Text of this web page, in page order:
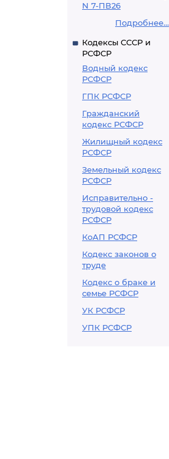
N 7-ПВ26
Подробнее...
Кодексы СССР и
РСФСР
Водный кодекс
РСФСР
ГПК РСФСР
Гражданский
кодекс РСФСР
Жилищный кодекс
РСФСР
Земельный кодекс
РСФСР
Исправительно -
трудовой кодекс
РСФСР
КоАП РСФСР
Кодекс законов о
труде
Кодекс о браке и
семье РСФСР
УК РСФСР
УПК РСФСР